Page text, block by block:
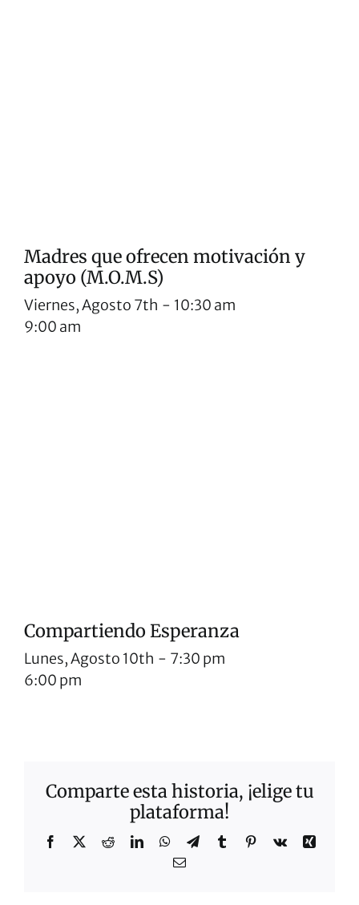
Madres que ofrecen motivación y
apoyo (M.O.M.S)
Viernes, Agosto 7th
9:00 am
- 10:30 am
Compartiendo Esperanza
Lunes, Agosto 10th
6:00 pm
- 7:30 pm
Comparte esta historia, ¡elige tu
plataforma!
Facebook
X RedditLinkedInWhatsAppTelegrama
TumblrPinterest
Vk
Xing
Correo